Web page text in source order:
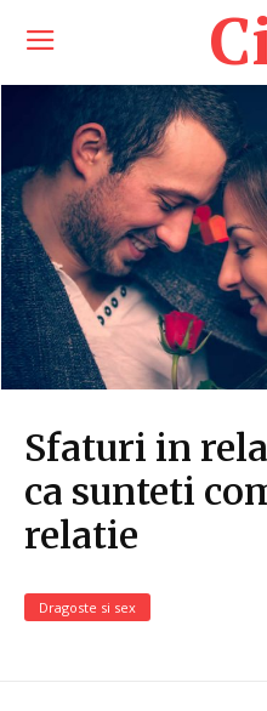
Sfaturi in
ca sunteti
relatie
Dragoste si sex